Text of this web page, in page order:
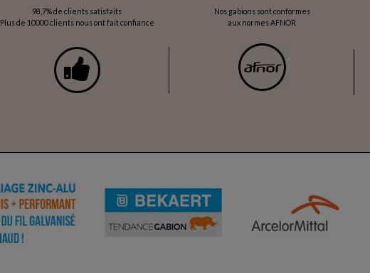
98,7% de clients satisfaits
Plus de 10000 clients nous ont fait confiance
Nos gabions sont conformes
aux normes AFNOR